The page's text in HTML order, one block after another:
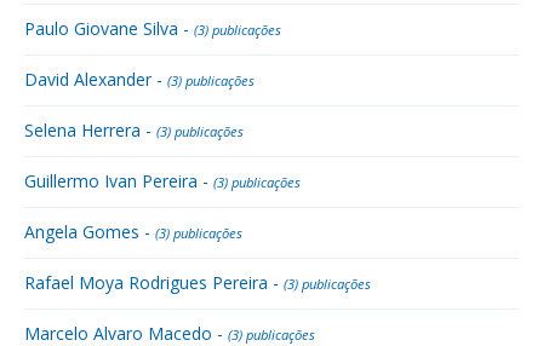
Paulo Giovane Silva - (3) publicações
David Alexander - (3) publicações
Selena Herrera - (3) publicações
Guillermo Ivan Pereira - (3) publicações
Angela Gomes - (3) publicações
Rafael Moya Rodrigues Pereira - (3) publicações
Marcelo Alvaro Macedo - (3) publicações